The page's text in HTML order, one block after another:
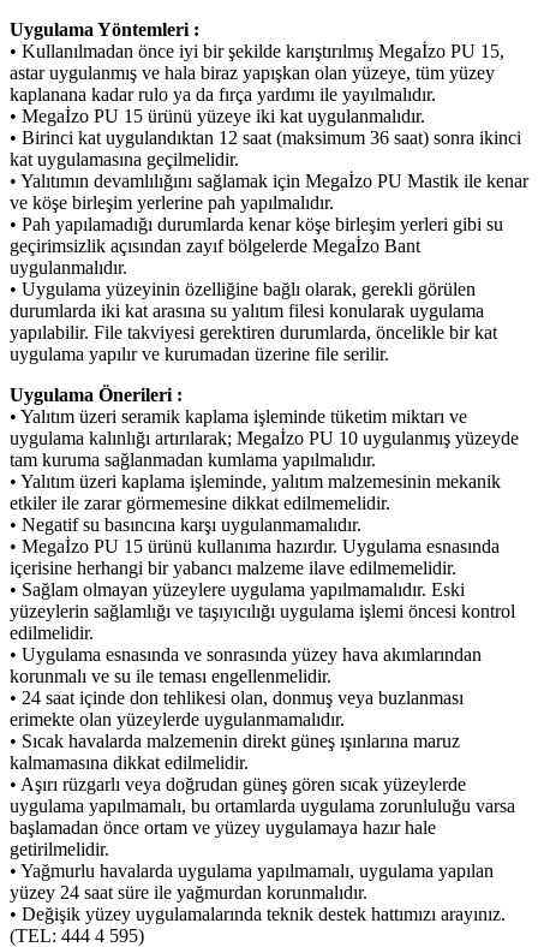
Uygulama Yöntemleri :
• Kullanılmadan önce iyi bir şekilde karıştırılmış Megaİzo PU 15,
astar uygulanmış ve hala biraz yapışkan olan yüzeye, tüm yüzey
kaplanana kadar rulo ya da fırça yardımı ile yayılmalıdır.
• Megaİzo PU 15 ürünü yüzeye iki kat uygulanmalıdır.
• Birinci kat uygulandıktan 12 saat (maksimum 36 saat) sonra ikinci
kat uygulamasına geçilmelidir.
• Yalıtımın devamlılığını sağlamak için Megaİzo PU Mastik ile kenar
ve köşe birleşim yerlerine pah yapılmalıdır.
• Pah yapılamadığı durumlarda kenar köşe birleşim yerleri gibi su
geçirimsizlik açısından zayıf bölgelerde Megaİzo Bant
uygulanmalıdır.
• Uygulama yüzeyinin özelliğine bağlı olarak, gerekli görülen
durumlarda iki kat arasına su yalıtım filesi konularak uygulama
yapılabilir. File takviyesi gerektiren durumlarda, öncelikle bir kat
uygulama yapılır ve kurumadan üzerine file serilir.
Uygulama Önerileri :
• Yalıtım üzeri seramik kaplama işleminde tüketim miktarı ve
uygulama kalınlığı artırılarak; Megaİzo PU 10 uygulanmış yüzeyde
tam kuruma sağlanmadan kumlama yapılmalıdır.
• Yalıtım üzeri kaplama işleminde, yalıtım malzemesinin mekanik
etkiler ile zarar görmemesine dikkat edilmemelidir.
• Negatif su basıncına karşı uygulanmamalıdır.
• Megaİzo PU 15 ürünü kullanıma hazırdır. Uygulama esnasında
içerisine herhangi bir yabancı malzeme ilave edilmemelidir.
• Sağlam olmayan yüzeylere uygulama yapılmamalıdır. Eski
yüzeylerin sağlamlığı ve taşıyıcılığı uygulama işlemi öncesi kontrol
edilmelidir.
• Uygulama esnasında ve sonrasında yüzey hava akımlarından
korunmalı ve su ile teması engellenmelidir.
• 24 saat içinde don tehlikesi olan, donmuş veya buzlanması
erimekte olan yüzeylerde uygulanmamalıdır.
• Sıcak havalarda malzemenin direkt güneş ışınlarına maruz
kalmamasına dikkat edilmelidir.
• Aşırı rüzgarlı veya doğrudan güneş gören sıcak yüzeylerde
uygulama yapılmamalı, bu ortamlarda uygulama zorunluluğu varsa
başlamadan önce ortam ve yüzey uygulamaya hazır hale
getirilmelidir.
• Yağmurlu havalarda uygulama yapılmamalı, uygulama yapılan
yüzey 24 saat süre ile yağmurdan korunmalıdır.
• Değişik yüzey uygulamalarında teknik destek hattımızı arayınız.
(TEL: 444 4 595)